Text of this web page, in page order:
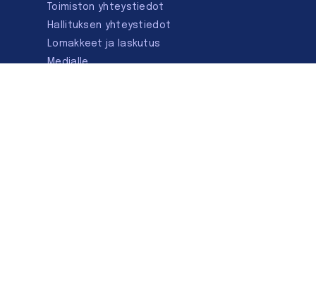
Toimiston yhteystiedot
Hallituksen yhteystiedot
Lomakkeet ja laskutus
Medialle